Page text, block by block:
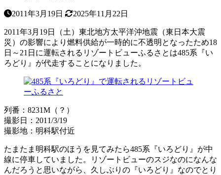
2011年3月19日 2025年11月22日
2011年3月19日（土）東北地方太平洋沖地震（東日本大震
災）の影響により燃料供給が一時的に不透明となったため18
日～21日に運転されるリゾートビューふるさとは485系『い
ろどり』が代走することになりました。
列番：8231M（？）
撮影日：2011/3/19
撮影地：明科駅付近
たまたま明科駅のほうを見てみたら485系『いろどり』が中
線に停車していました。リゾートビューのスジなのになんな
んだろうと思いながら、久しぶりの『いろどり』なのでとり